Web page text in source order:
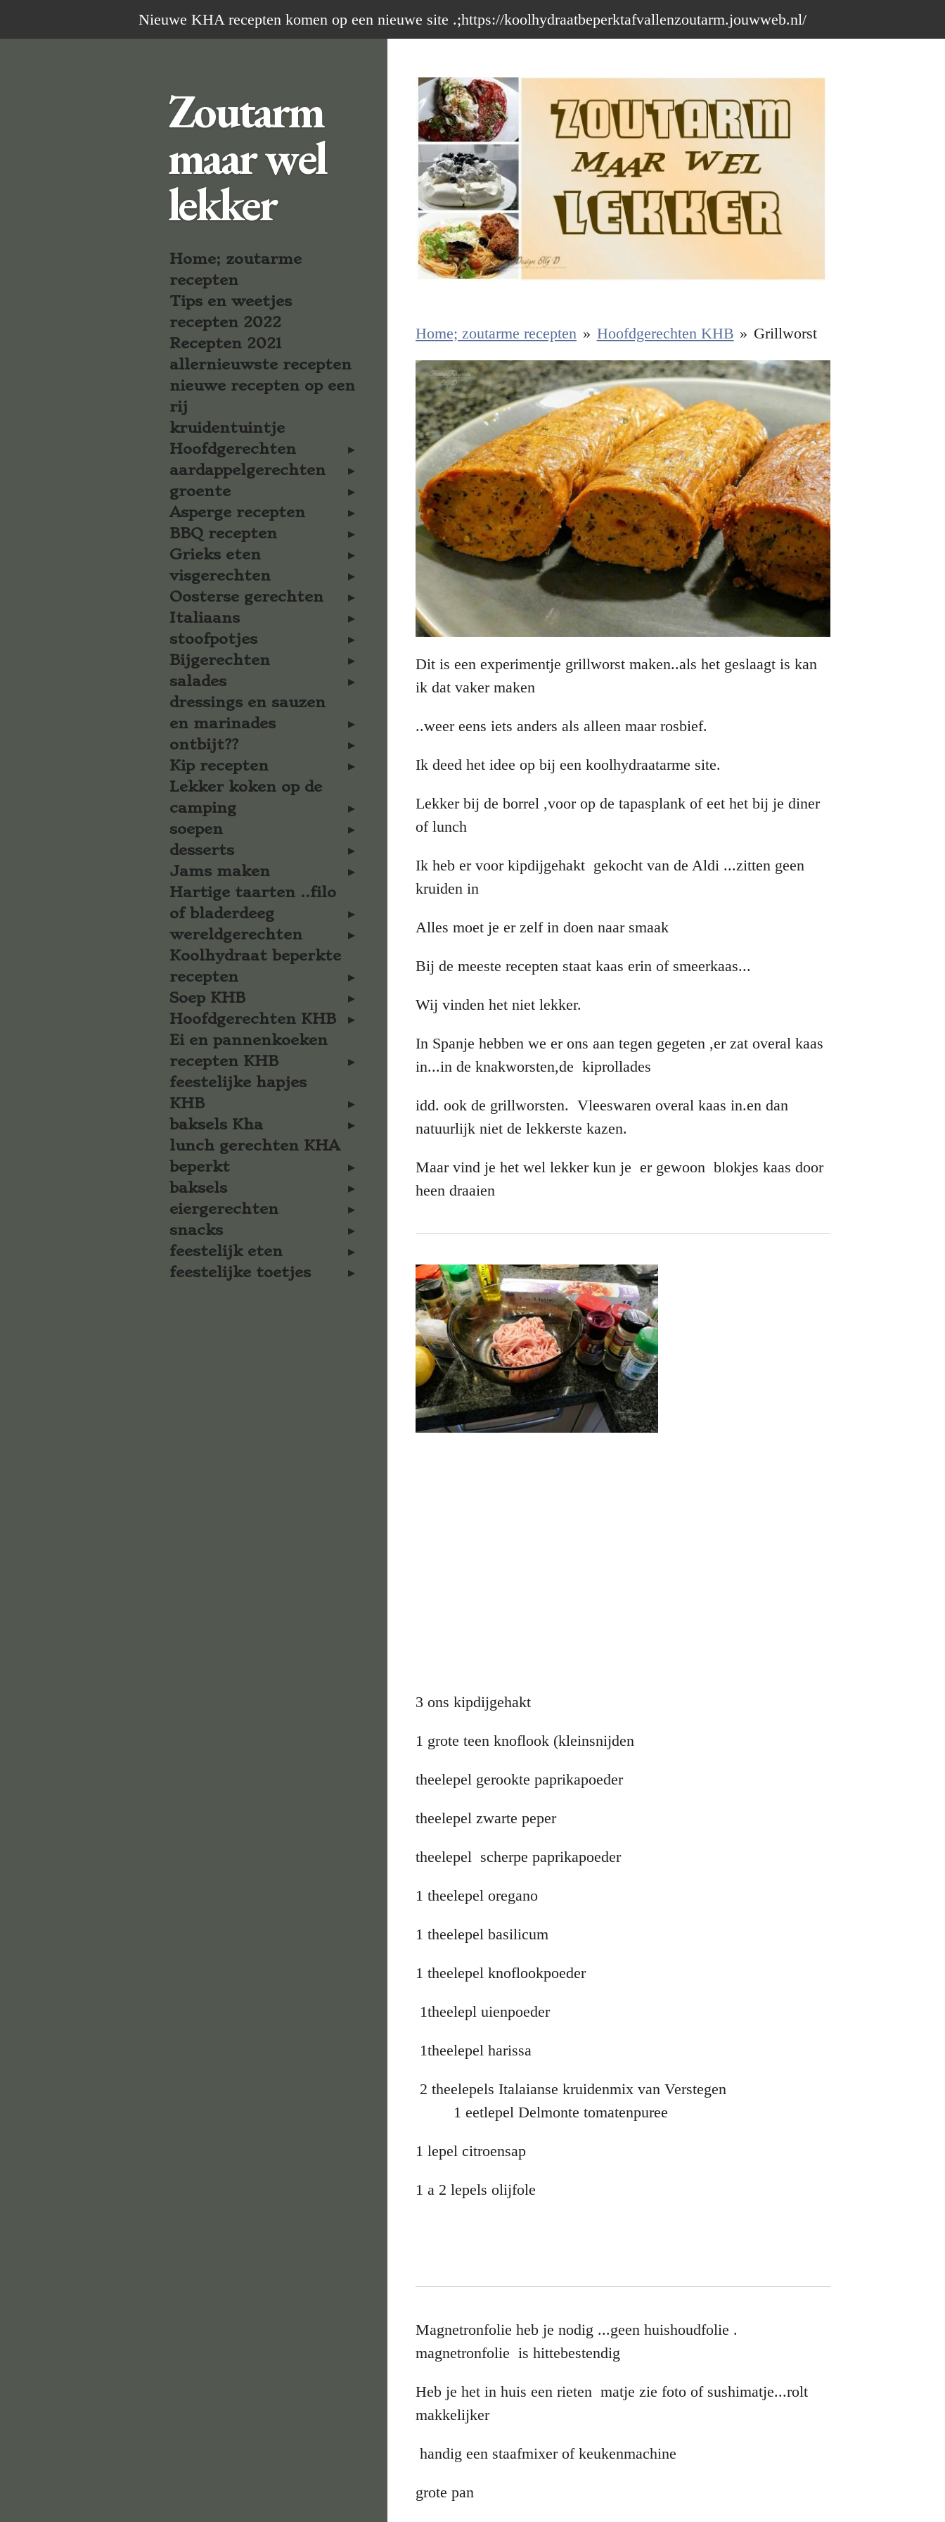
direct
Nieuwe KHA recepten komen op een nieuwe site .;https://koolhydraatbeperktafvallenzoutarm.jouwweb.nl/
Home; zoutarme recepten » Hoofdgerechten KHB » Grillworst
Dit is een experimentje grillworst maken..als het geslaagt is kan
ik dat vaker maken
..weer eens iets anders als alleen maar rosbief.
Ik deed het idee op bij een koolhydraatarme site.
Lekker bij de borrel ,voor op de tapasplank of eet het bij je diner
of lunch
Ik heb er voor kipdijgehakt gekocht van de Aldi ...zitten geen
kruiden in
Alles moet je er zelf in doen naar smaak
Bij de meeste recepten staat kaas erin of smeerkaas...
Wij vinden het niet lekker.
In Spanje hebben we er ons aan tegen gegeten ,er zat overal kaas
in...in de knakworsten,de kiprollades
idd. ook de grillworsten. Vleeswaren overal kaas in.en dan
natuurlijk niet de lekkerste kazen.
Maar vind je het wel lekker kun je er gewoon blokjes kaas door
heen draaien
3 ons kipdijgehakt
1 grote teen knoflook (kleinsnijden
theelepel gerookte paprikapoeder
theelepel zwarte peper
theelepel scherpe paprikapoeder
1 theelepel oregano
1 theelepel basilicum
1 theelepel knoflookpoeder
1theelepl uienpoeder
1theelepel harissa
2 theelepels Italaianse kruidenmix van Verstegen
1 eetlepel Delmonte tomatenpuree
1 lepel citroensap
1 a 2 lepels olijfole
Magnetronfolie heb je nodig ...geen huishoudfolie .
magnetronfolie is hittebestendig
Heb je het in huis een rieten matje zie foto of sushimatje...rolt
makkelijker
handig een staafmixer of keukenmachine
grote pan
Zoutarm
maar wel
lekker
Home; zoutarme
recepten
Tips en weetjes
recepten 2022
Recepten 2021
allernieuwste recepten
nieuwe recepten op een
rij
kruidentuintje
Hoofdgerechten
aardappelgerechten
groente
Asperge recepten
BBQ recepten
Grieks eten
visgerechten
Oosterse gerechten
Italiaans
stoofpotjes
Bijgerechten
salades
dressings en sauzen
en marinades
ontbijt??
Kip recepten
Lekker koken op de
camping
soepen
desserts
Jams maken
Hartige taarten ..filo
of bladerdeeg
wereldgerechten
Koolhydraat beperkte
recepten
Soep KHB
Hoofdgerechten KHB
Ei en pannenkoeken
recepten KHB
feestelijke hapjes
KHB
baksels Kha
lunch gerechten KHA
beperkt
baksels
eiergerechten
snacks
feestelijk eten
feestelijke toetjes